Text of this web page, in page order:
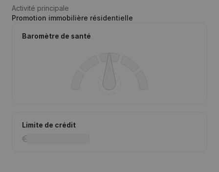
Activité principale
Promotion immobilière résidentielle
Baromètre de santé
Limite de crédit